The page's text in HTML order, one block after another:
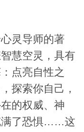
灵导师的著
慧空灵，具有
点亮自性之
探索你自己，
的权威、神
满了恐惧……这